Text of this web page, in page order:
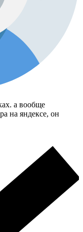
а вообще
на яндексе, он